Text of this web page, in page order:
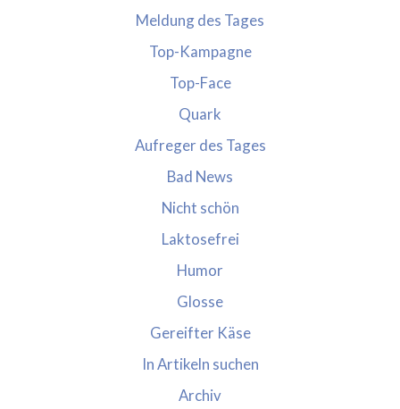
Meldung des Tages
Top-Kampagne
Top-Face
Quark
Aufreger des Tages
Bad News
Nicht schön
Laktosefrei
Humor
Glosse
Gereifter Käse
In Artikeln suchen
Archiv